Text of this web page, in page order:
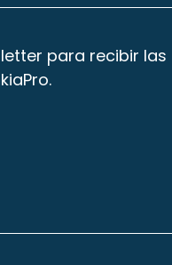
para recibir las